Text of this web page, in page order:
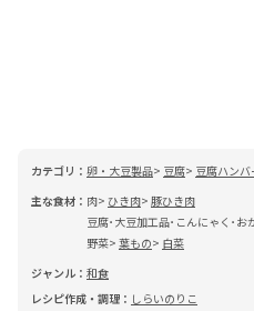
カテゴリ： 卵・大豆製品 豆腐
豆腐ハンバ
主な食材： 肉 ひき肉 豚ひき肉
豆腐･大豆加工品･こんにゃく･お
野菜 葉もの
白菜
ジャンル： 和食
レシピ作成・調理： しらいのりこ